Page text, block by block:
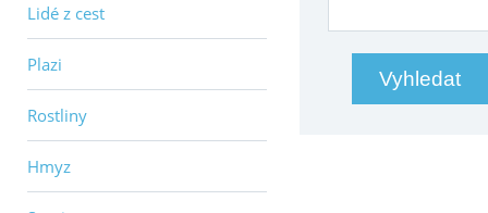
Lidé z cest
Plazi
Rostliny
Hmyz